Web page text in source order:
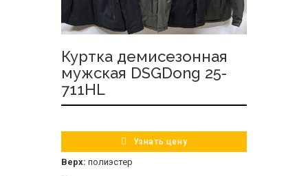
Куртка демисезонная
мужская DSGDong 25-
711HL
Узнать цену
Верх: полиэстер